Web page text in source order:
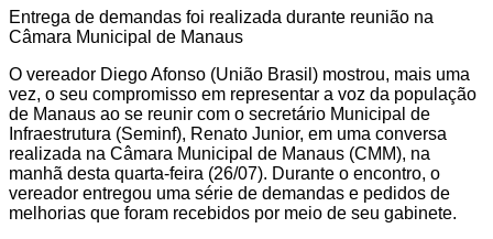
Entrega de demandas foi realizada durante reunião na
Câmara Municipal de Manaus
O vereador Diego Afonso (União Brasil) mostrou, mais uma
vez, o seu compromisso em representar a voz da população
de Manaus ao se reunir com o secretário Municipal de
Infraestrutura (Seminf), Renato Junior, em uma conversa
realizada na Câmara Municipal de Manaus (CMM), na
manhã desta quarta-feira (26/07). Durante o encontro, o
vereador entregou uma série de demandas e pedidos de
melhorias que foram recebidos por meio de seu gabinete.